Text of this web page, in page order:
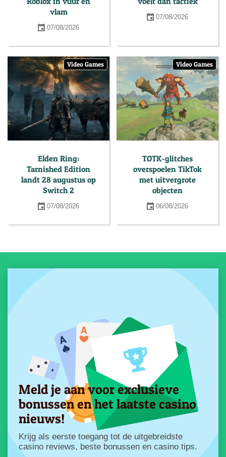
vlam
07/08/2026
07/08/2026
Video Games
Elden Ring:
Tarnished Edition
landt 28 augustus op
Switch 2
07/08/2026
Video Games
TOTK-glitches
overspoelen TikTok
met uitvergrote
objecten
06/08/2026
Meld je aan voor exclusieve
bonussen en het laatste casino
nieuws!
Krijg als eerste toegang tot de uitgebreidste
casino reviews, beste bonussen en casino tips.